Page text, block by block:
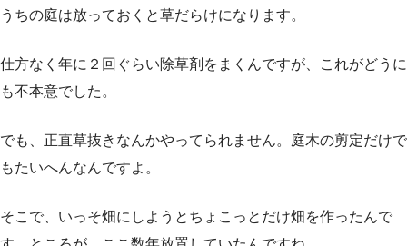
うちの庭は放っておくと草だらけになります。
仕方なく年に２回ぐらい除草剤をまくんですが、これがどうに
も不本意でした。
でも、正直草抜きなんかやってられません。庭木の剪定だけで
もたいへんなんですよ。
そこで、いっそ畑にしようとちょこっとだけ畑を作ったんで